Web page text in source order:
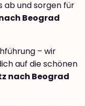
ab und sorgen für
Beograd
– wir
auf die schönen
nach Beograd